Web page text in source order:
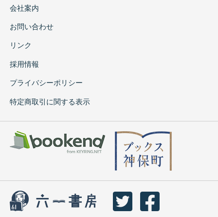
会社案内
お問い合わせ
リンク
採用情報
プライバシーポリシー
特定商取引に関する表示